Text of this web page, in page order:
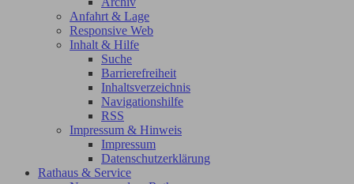
Anfahrt & Lage
Responsive Web
Inhalt & Hilfe
Suche
Barrierefreiheit
Inhaltsverzeichnis
Navigationshilfe
RSS
Impressum & Hinweis
Impressum
Datenschutzerklärung
Rathaus & Service